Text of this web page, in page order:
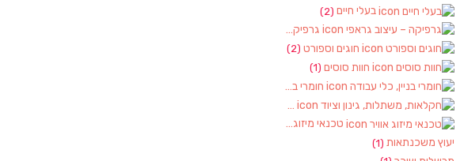
בעלי חיים (2)
גרפיקה – עיצוב גראפי
חוגים וספורט (2)
חוות סוסים (1)
חומרי בניין, כלי עבודה
טכנאי מיזוג אוויר
יעוץ משכנתאות (1)